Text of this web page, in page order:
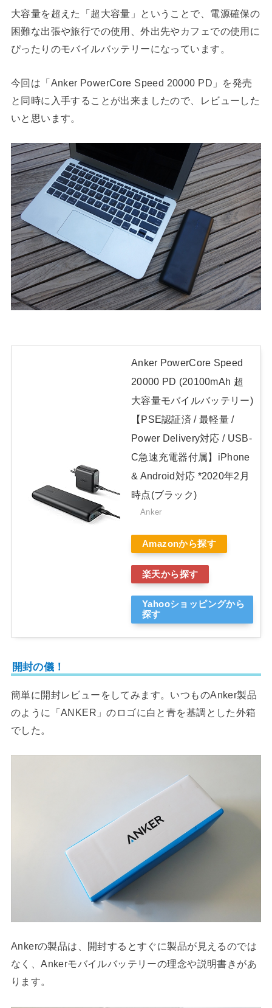
大容量を超えた「超大容量」ということで、電源確保の
困難な出張や旅行での使用、外出先やカフェでの使用に
ぴったりのモバイルバッテリーになっています。
今回は「Anker PowerCore Speed 20000 PD」を発売
と同時に入手することが出来ましたので、レビューした
いと思います。
Anker PowerCore Speed
20000 PD (20100mAh 超
大容量モバイルバッテリー)
【PSE認証済 / 最軽量 /
Power Delivery対応 / USB-
C急速充電器付属】iPhone
& Android対応 *2020年2月
時点(ブラック)
Anker
Amazonから探す
楽天から探す
Yahooショッピングから
探す
開封の儀！
簡単に開封レビューをしてみます。いつものAnker製品
のように「ANKER」のロゴに白と青を基調とした外箱
でした。
Ankerの製品は、開封するとすぐに製品が見えるのでは
なく、Ankerモバイルバッテリーの理念や説明書きがあ
ります。